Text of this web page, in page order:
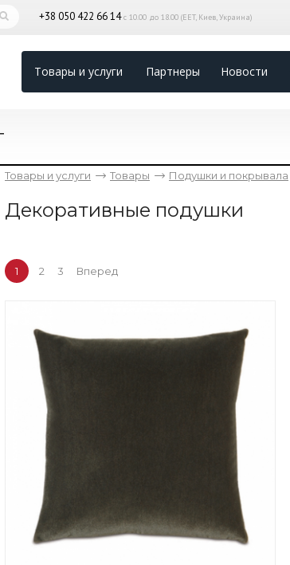
+38 050 422 66 14с 10.00 до 18.00 (EET, Киев, Украина)
Товары и услуги Партнеры Новости
Товары и услуги Товары Подушки и покрывала
Декоративные подушки
1 2 3 Вперед